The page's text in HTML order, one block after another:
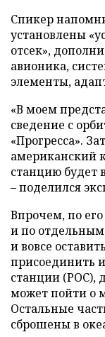
Спикер
установлены
отсек»,
авионика,
элементы,
«В моем
сведение с
«Прогресса».
американский
станцию будет
– поделился
Впрочем, по
и по
и вовсе
присоединить
станции (РОС),
может пойти о
Остальные
сброшены в